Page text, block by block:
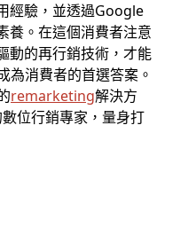
經驗，並透過Google
養。在這個消費者注意
動的再行銷技術，才能
為消費者的首選答案。
remarketing解決方
位行銷專家，量身打